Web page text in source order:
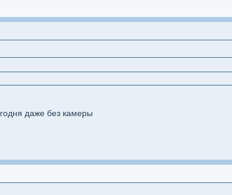
даже без камеры